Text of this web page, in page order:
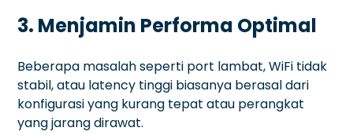
3. Menjamin Performa Optimal
Beberapa masalah seperti port lambat, WiFi tidak
stabil, atau latency tinggi biasanya berasal dari
konfigurasi yang kurang tepat atau perangkat
yang jarang dirawat.